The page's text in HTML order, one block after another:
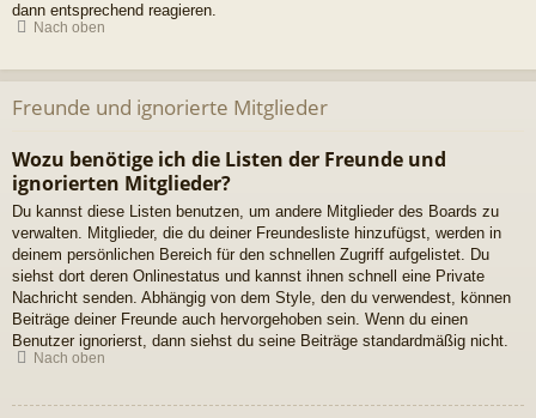
dann entsprechend reagieren.
Nach oben
Freunde und ignorierte Mitglieder
Wozu benötige ich die Listen der Freunde und
ignorierten Mitglieder?
Du kannst diese Listen benutzen, um andere Mitglieder des Boards zu
verwalten. Mitglieder, die du deiner Freundesliste hinzufügst, werden in
deinem persönlichen Bereich für den schnellen Zugriff aufgelistet. Du
siehst dort deren Onlinestatus und kannst ihnen schnell eine Private
Nachricht senden. Abhängig von dem Style, den du verwendest, können
Beiträge deiner Freunde auch hervorgehoben sein. Wenn du einen
Benutzer ignorierst, dann siehst du seine Beiträge standardmäßig nicht.
Nach oben